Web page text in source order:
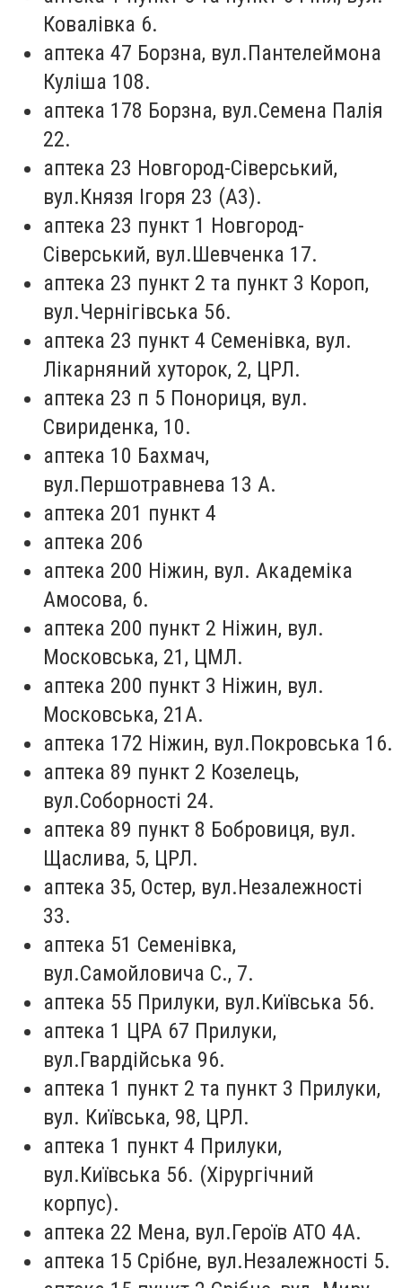
Ковалівка 6.
аптека 47 Борзна, вул.Пантелеймона
Куліша 108.
аптека 178 Борзна, вул.Семена Палія
22.
аптека 23 Новгород-Сіверський,
вул.Князя Ігоря 23 (А3).
аптека 23 пункт 1 Новгород-
Сіверський, вул.Шевченка 17.
аптека 23 пункт 2 та пункт 3 Короп,
вул.Чернігівська 56.
аптека 23 пункт 4 Семенівка, вул.
Лікарняний хуторок, 2, ЦРЛ.
аптека 23 п 5 Понориця, вул.
Свириденка, 10.
аптека 10 Бахмач,
вул.Першотравнева 13 А.
аптека 201 пункт 4
аптека 206
аптека 200 Ніжин, вул. Академіка
Амосова, 6.
аптека 200 пункт 2 Ніжин, вул.
Московська, 21, ЦМЛ.
аптека 200 пункт 3 Ніжин, вул.
Московська, 21А.
аптека 172 Ніжин, вул.Покровська 16.
аптека 89 пункт 2 Козелець,
вул.Соборності 24.
аптека 89 пункт 8 Бобровиця, вул.
Щаслива, 5, ЦРЛ.
аптека 35, Остер, вул.Незалежності
33.
аптека 51 Семенівка,
вул.Самойловича С., 7.
аптека 55 Прилуки, вул.Київська 56.
аптека 1 ЦРА 67 Прилуки,
вул.Гвардійська 96.
аптека 1 пункт 2 та пункт 3 Прилуки,
вул. Київська, 98, ЦРЛ.
аптека 1 пункт 4 Прилуки,
вул.Київська 56. (Хірургічний
корпус).
аптека 22 Мена, вул.Героїв АТО 4А.
аптека 15 Срібне, вул.Незалежності 5.